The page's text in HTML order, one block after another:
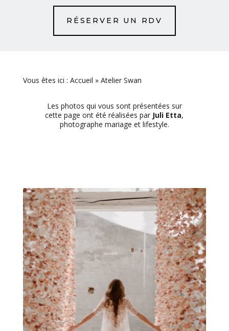
RÉSERVER UN RDV
Vous êtes ici : Accueil » Atelier Swan
Les photos qui vous sont présentées sur
cette page ont été réalisées par Juli Etta,
photographe mariage et lifestyle.